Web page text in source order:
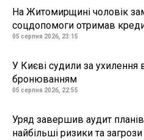
На Житомирщині чоловік
соцдопомоги отримав
05 серпня 2026, 23:15
У Києві судили за ухилення
бронюванням
05 серпня 2026, 22:55
Уряд завершив аудит планів
найбільші ризики та загрози